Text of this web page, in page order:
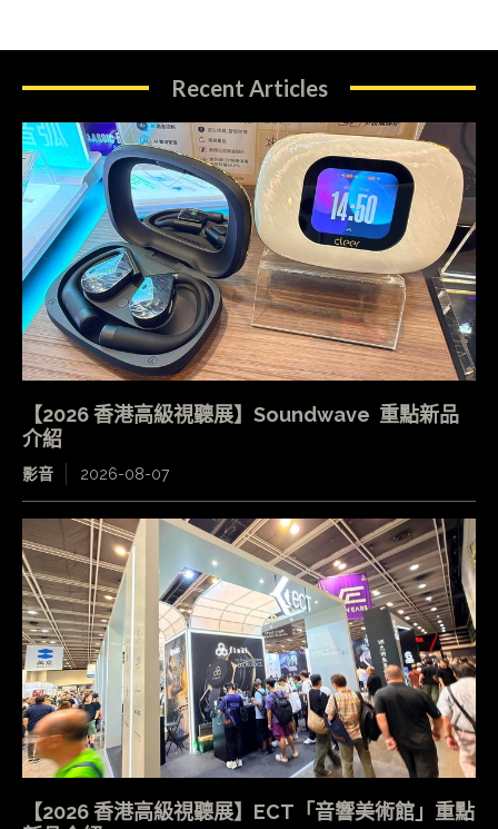
Recent Articles
【2026 香港高級視聽展】Soundwave 重點新品
介紹
影音 2026-08-07
【2026 香港高級視聽展】ECT「音響美術館」重點